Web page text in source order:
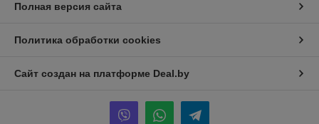
Полная версия сайта
Политика обработки cookies
Сайт создан на платформе Deal.by